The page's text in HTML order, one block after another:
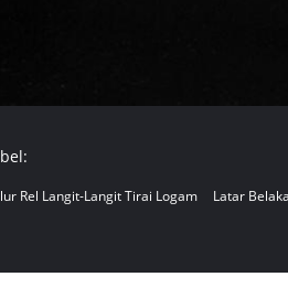
Rel Langit-Langit Tirai Logam Latar